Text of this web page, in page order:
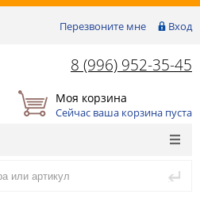
Перезвоните мне Вход
8 (996) 952-35-45
Моя корзина
Сейчас ваша корзина пуста